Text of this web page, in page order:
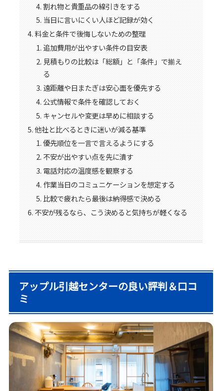
割れ物と貴重品の線引きをする
当日に言いにくい人ほど記録が効く
料金と条件で後悔しないための整理
追加費用が出やすい条件の目安表
見積もりの比較は「総額」と「条件」で揃え
る
遠距離や日またぎは安心面を優先する
公式情報で条件を確認しておく
キャンセルや変更は早めに相談する
他社と比べるときに迷いが減る基準
優先順位を一言で言えるようにする
不安が出やすい点を先に潰す
電話対応の温度感を観察する
作業当日のコミュニケーションを想定する
比較で疲れたら最後は納得感で決める
不安が残るなら、こう決めると気持ちが軽くなる
アップル引越センターの良い評判＆口コ
ミ